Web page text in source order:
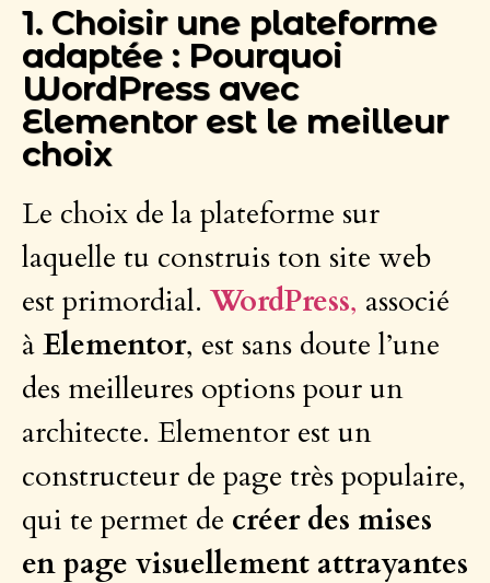
1. Choisir une plateforme
adaptée : Pourquoi
WordPress avec
Elementor est le meilleur
choix
Le choix de la plateforme sur
laquelle tu construis ton site web
est primordial. WordPress, associé
àElementor, est sans doute l’une
des meilleures options pour un
architecte. Elementor est un
constructeur de page très populaire,
qui te permet de créer des mises
en page visuellement attrayantes